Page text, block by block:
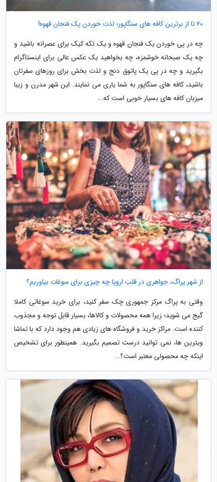
20 تا از برترین کافه های سنگاپور؛ لذت خوردن یک فنجان قهوه!
چه در پی خوردن یک فنجان قهوه و یک تکه کیک برای عصرانه باشید و
چه یک صبحانه خوشمزه، چه بخواهید یک عکس عالی برای اینستاگرام
بگیرید و چه در پی یک پاتوق دنج و لذت بخش برای روزهای سفرتان
باشید، کافه های سنگاپور به شما یاری می نمایند. این شهر مدرن و زیبا
میزبان کافه های بسیار خوبی است که...
از شهر پراگ، جواهری در قلب اروپا چه چیزی برای سوغات بیاوریم؟
وقتی به پراگ مرکز جمهوری چک سفر کنید، برای خرید سوغاتی کاملا
گیج می شوید؛ زیرا همه محصولات و کالاها، بسیار قابل توجه و مجذوب
کننده است. مراکز خرید و فروشگاه های زیادی هم وجود دارد که با تماشا
ویترین ها، نمی توانید درست تصمیم بگیرید. همینطور برای تشخیص
اینکه چه محصولی معتبر است؟...